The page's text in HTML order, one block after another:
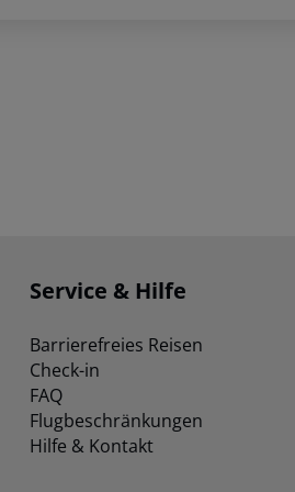
Service & Hilfe
Barrierefreies Reisen
Check-in
FAQ
Flugbeschränkungen
Hilfe & Kontakt